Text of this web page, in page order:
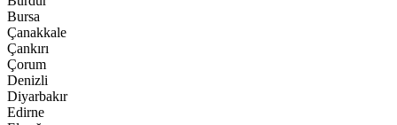
Bursa
Çanakkale
Çankırı
Çorum
Denizli
Diyarbakır
Edirne